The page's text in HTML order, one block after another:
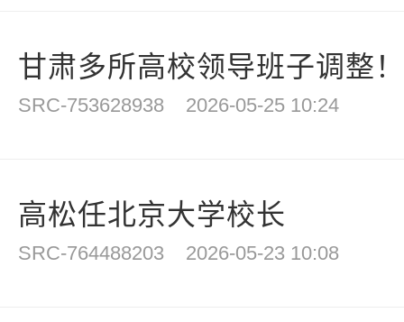
甘肃多所高校领导班子调整！
SRC-753628938 2026-05-25 10:24
高松任北京大学校长
SRC-764488203 2026-05-23 10:08